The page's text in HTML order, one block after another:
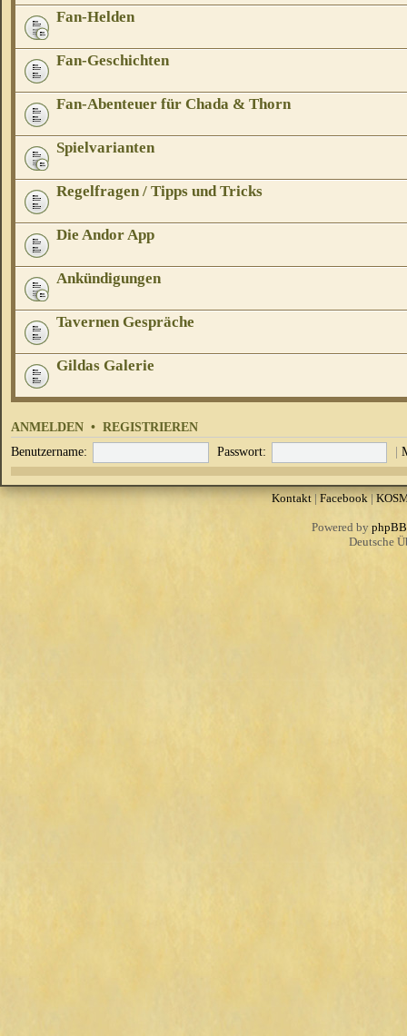
Fan-Helden
Fan-Geschichten
Fan-Abenteuer für Chada & Thorn
Spielvarianten
Regelfragen / Tipps und Tricks
Die Andor App
Ankündigungen
Tavernen Gespräche
Gildas Galerie
ANMELDEN • REGISTRIEREN
Benutzername: Passwort: |
Kontakt| Facebook|
Powered by phpBB
Deutsche